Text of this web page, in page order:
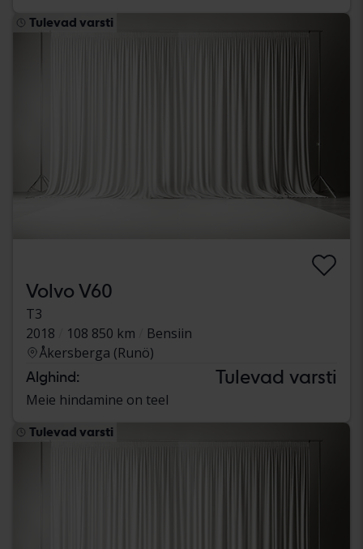
Tulevad varsti
Volvo V60
T3
2018
108 850 km
Bensiin
Åkersberga (Runö)
Alghind: Tulevad varsti
Meie hindamine on teel
Tulevad varsti